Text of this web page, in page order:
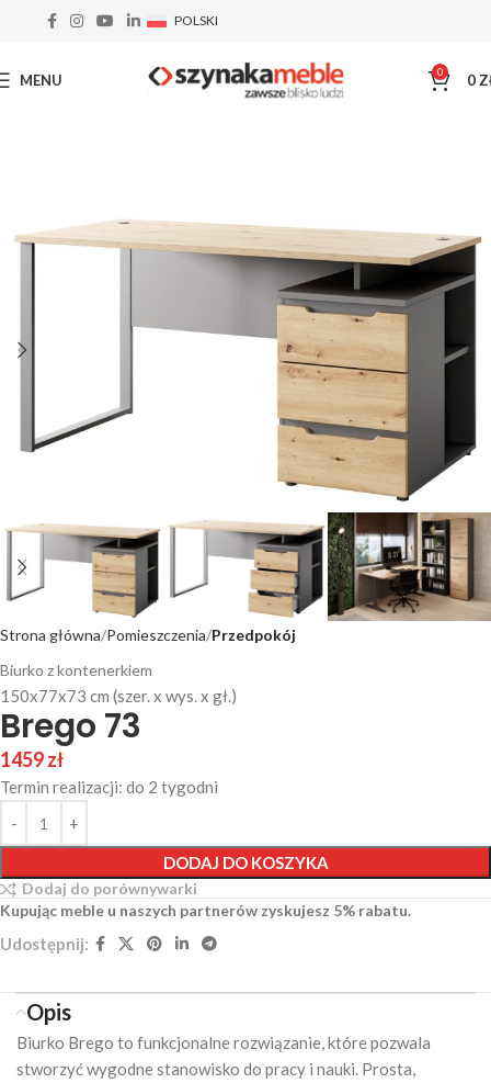
POLSKI
MENU 0 0
Strona główna Pomieszczenia Przedpokój
Brego 73
150x77x73 cm (szer. x wys. x gł.)
Biurko z kontenerkiem
1459zł
Termin realizacji: do 2 tygodni
DODAJ DO KOSZYKA
Dodaj do porównywarki
Kupując meble u naszych partnerów zyskujesz 5% rabatu.
Udostępnij:
Opis
Biurko Brego to funkcjonalne rozwiązanie, które pozwala
stworzyć wygodne stanowisko do pracy i nauki. Prosta,